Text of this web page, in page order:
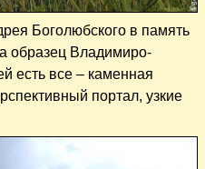
Боголюбского в память
образец Владимиро-
есть все – каменная
портал, узкие